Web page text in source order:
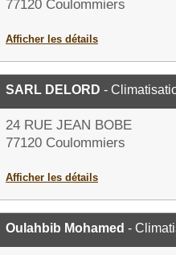
77120 Coulommiers
Afficher les détails
SARL DELORD -
24 RUE JEAN BOBE
77120 Coulommiers
Afficher les détails
Oulahbib Mohamed -